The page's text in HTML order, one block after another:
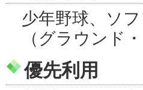
少年野球、ソ
（グラウンド
優先利用